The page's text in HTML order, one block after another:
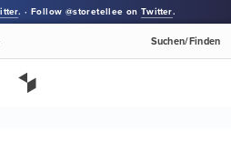
. · Follow @storetellee onTwitter.
Suchen/Finden